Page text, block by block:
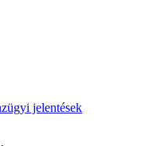
jelentések